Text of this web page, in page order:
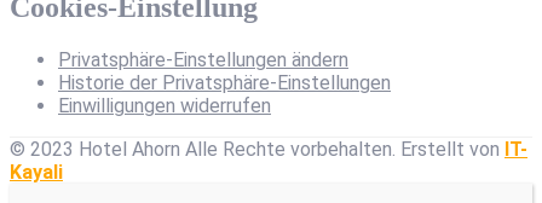
Cookies-Einstellung
Privatsphäre-Einstellungen ändern
Historie der Privatsphäre-Einstellungen
Einwilligungen widerrufen
© 2023 Hotel Ahorn Alle Rechte vorbehalten. Erstellt von IT-
Kayali